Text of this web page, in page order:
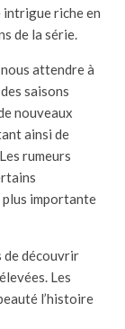
riche en
de la série.
attendre à
saisons
nouveaux
ainsi de
rumeurs
plus importante
de découvrir
Les
l’histoire